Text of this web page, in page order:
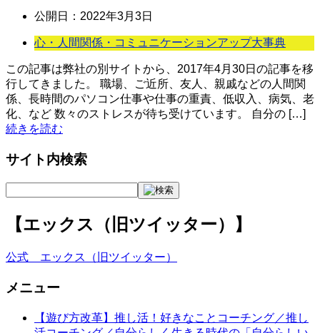
公開日： 2022年3月3日
心・人間関係・コミュニケーションアップ大事典
この記事は弊社の別サイトから、2017年4月30日の記事を移
行してきました。 職場、ご近所、友人、親戚などの人間関
係、長時間のパソコン仕事や仕事の重責、低収入、病気、老
化、など 数々のストレスが待ち受けています。 自分の […]
続きを読む
サイト内検索
【エックス（旧ツイッター）】
公式 エックス（旧ツイッター）
メニュー
【遊び方改革】推し活！好きなことコーチング／推し